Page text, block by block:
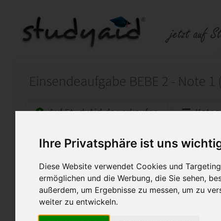
Ihre Privatsphäre ist uns
Diese Website verwendet Cookies und
ermöglichen und die Werbung, die Sie sehen,
außerdem, um Ergebnisse zu messen, um zu
weiter zu entwickeln.
Auf StudyAid.de verkaufen
Startseite Finanzwesen
BEBE 2 -
Lösung zur Einsendeaufgabe
Die Arbeit wurde mit der